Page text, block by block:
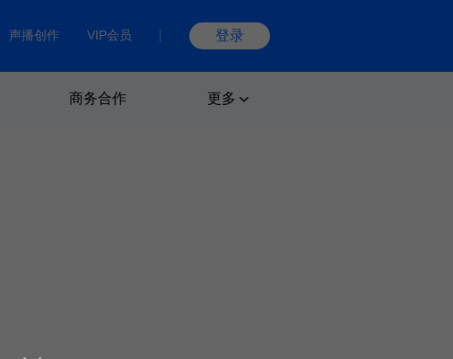
声播创作 VIP会员 登录
商务合作 更多